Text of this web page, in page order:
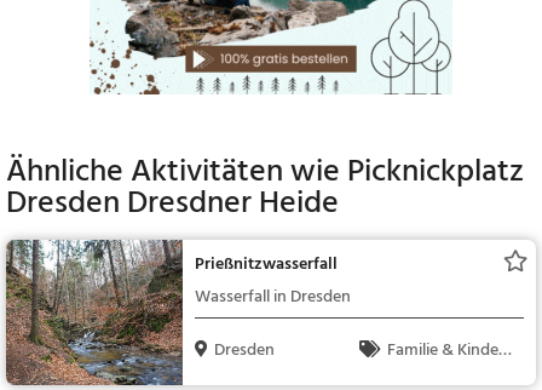
Ähnliche Aktivitäten wiePicknickplatz
Dresden Dresdner Heide
Prießnitzwasserfall
Wasserfall in Dresden
Dresden
Familie & Kinder,